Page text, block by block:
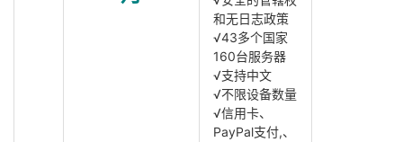
和无日志政策
√43多个国家
160台服务器
√支持中文
√不限设备数量
√信用卡、
PayPal支付,、